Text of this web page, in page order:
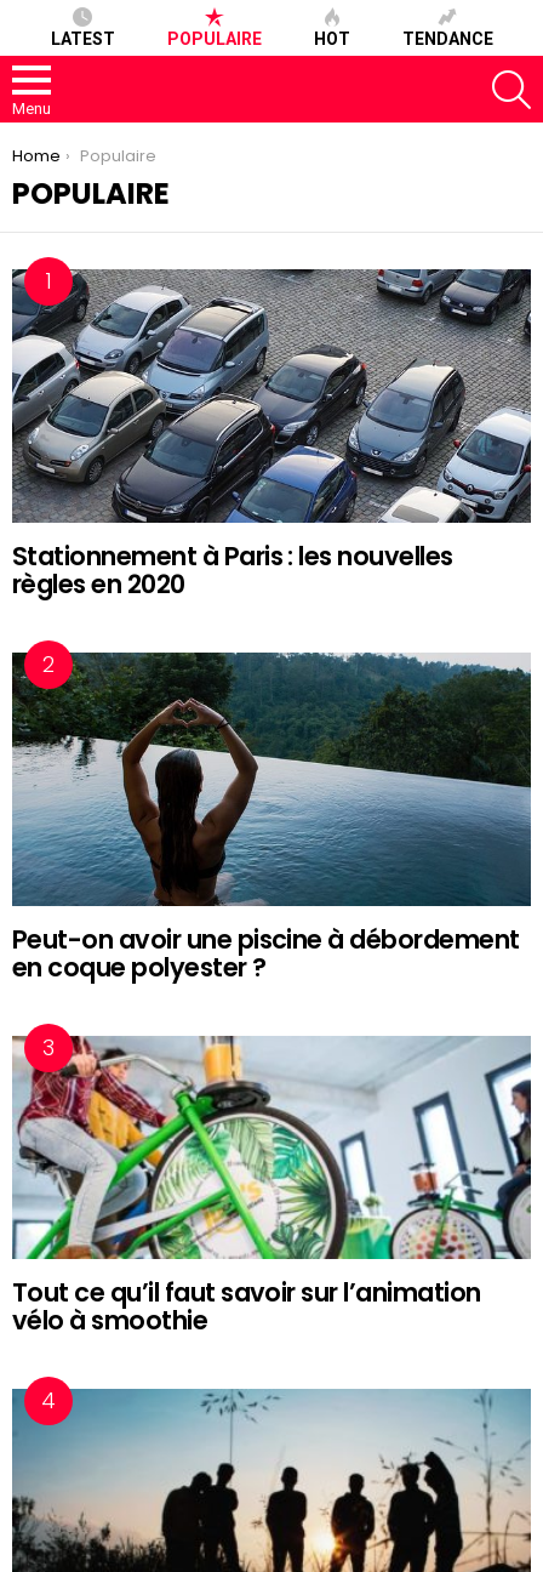
LATEST POPULAIRE HOT TENDANCE
Menu
You are here:
Home Populaire
POPULAIRE
Stationnement à Paris : les nouvelles
règles en 2020
Peut-on avoir une piscine à débordement
en coque polyester ?
Tout ce qu’il faut savoir sur l’animation
vélo à smoothie